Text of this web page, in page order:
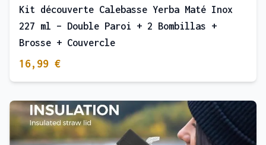
Kit découverte Calebasse Yerba Maté Inox
227 ml – Double Paroi + 2 Bombillas +
Brosse + Couvercle
16,99 €